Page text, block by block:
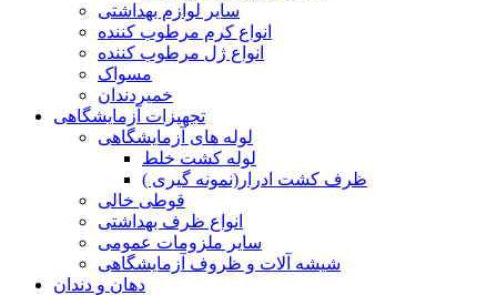
سایر لوازم بهداشتی
انواع کرم مرطوب کننده
انواع ژل مرطوب کننده
مسواک
خمیردندان
تجهیزات آزمایشگاهی
لوله های آزمایشگاهی
لوله کشت خلط
ظرف کشت ادرار(نمونه گیری )
قوطی خالی
انواع ظرف بهداشتی
سایر ملزومات عمومی
شیشه آلات و ظروف آزمایشگاهی
دهان و دندان